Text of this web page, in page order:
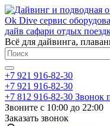
Всё для дайвинга,
+7 921 916-82-30
+7 921 916-82-30
+7 812 916-82-30 Звонок
Звоните с 10:00 до 22:00
Заказать звонок